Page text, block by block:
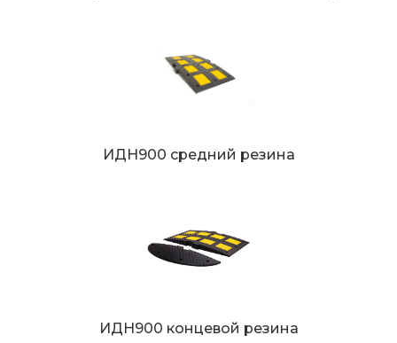
ИДН900 средний резина
ИДН900 концевой резина